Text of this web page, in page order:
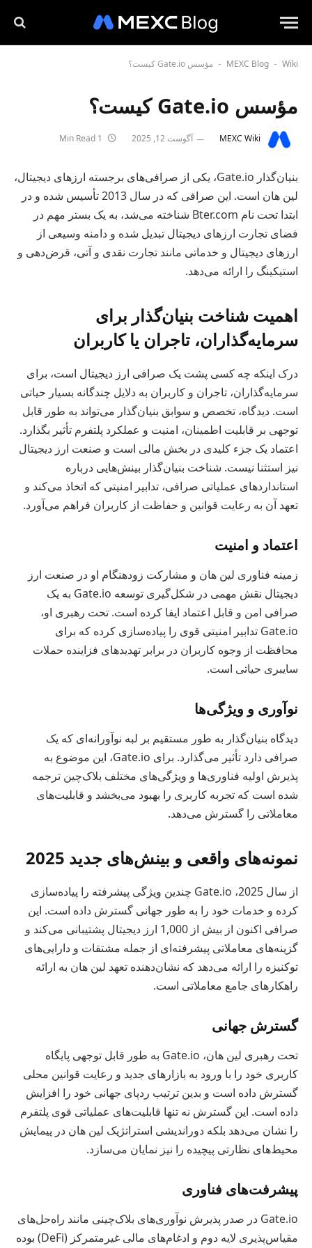
MEXC Blog - Wiki
- مؤسس Gate.io کیست؟
مؤسس Gate.io کیست؟
MEXC Wiki آگوست 12, 2025
بنیان‌گذار Gate.io، یکی از صرافی‌های برجسته ارزهای دیجیتال،
لین هان است. این صرافی که در سال 2013 تأسیس شده و در
ابتدا تحت نام Bter.com شناخته می‌شد، به یک بستر مهم در
فضای تجارت ارزهای دیجیتال تبدیل شده و دامنه وسیعی از
ارزهای دیجیتال و خدماتی مانند تجارت نقدی و آتی، قرض‌دهی و
استیکینگ را ارائه می‌دهد.
اهمیت شناخت بنیان‌گذار برای
سرمایه‌گذاران، تاجران یا کاربران
درک اینکه چه کسی پشت یک صرافی ارز دیجیتال است، برای
سرمایه‌گذاران، تاجران و کاربران به دلایل چندگانه بسیار حیاتی
است. دیدگاه، تخصص و سوابق بنیان‌گذار می‌تواند به طور قابل
توجهی بر قابلیت اطمینان، امنیت و عملکرد پلتفرم تأثیر بگذارد.
اعتماد یک جزء کلیدی در بخش مالی است و صنعت ارز دیجیتال
نیز استثنا نیست. شناخت بنیان‌گذار بینش‌هایی درباره
استانداردهای عملیاتی صرافی، تدابیر امنیتی که اتخاذ می‌کند و
تعهد آن به رعایت قوانین و حفاظت از کاربران فراهم می‌آورد.
اعتماد و امنیت
زمینه فناوری لین هان و مشارکت زودهنگام او در صنعت ارز
دیجیتال نقش مهمی در شکل‌گیری توسعه Gate.io به یک
صرافی امن و قابل اعتماد ایفا کرده است. تحت رهبری او،
Gate.io تدابیر امنیتی قوی را پیاده‌سازی کرده که برای
محافظت از وجوه کاربران در برابر تهدیدهای فزاینده حملات
سایبری حیاتی است.
نوآوری و ویژگی‌ها
دیدگاه بنیان‌گذار به طور مستقیم بر لبه نوآورانه‌ای که یک
صرافی دارد تأثیر می‌گذارد. برای Gate.io، این موضوع به
پذیرش اولیه فناوری‌ها و ویژگی‌های مختلف بلاک‌چین ترجمه
شده است که تجربه کاربری را بهبود می‌بخشد و قابلیت‌های
معاملاتی را گسترش می‌دهد.
نمونه‌های واقعی و بینش‌های جدید 2025
از سال 2025، Gate.io چندین ویژگی پیشرفته را پیاده‌سازی
کرده و خدمات خود را به طور جهانی گسترش داده است. این
صرافی اکنون از بیش از 1,000 ارز دیجیتال پشتیبانی می‌کند و
گزینه‌های معاملاتی پیشرفته‌ای از جمله مشتقات و دارایی‌های
توکنیزه را ارائه می‌دهد که نشان‌دهنده تعهد لین هان به ارائه
راهکارهای جامع معاملاتی است.
گسترش جهانی
تحت رهبری لین هان، Gate.io به طور قابل توجهی پایگاه
کاربری خود را با ورود به بازارهای جدید و رعایت قوانین محلی
گسترش داده است و بدین ترتیب ردپای جهانی خود را افزایش
داده است. این گسترش نه تنها قابلیت‌های عملیاتی قوی پلتفرم
را نشان می‌دهد بلکه دوراندیشی استراتژیک لین هان در پیمایش
محیط‌های نظارتی پیچیده را نیز نمایان می‌سازد.
پیشرفت‌های فناوری
Gate.io در صدر پذیرش نوآوری‌های بلاک‌چینی مانند راه‌حل‌های
مقیاس‌پذیری لایه دوم و ادغام‌های مالی غیرمتمرکز (DeFi) بوده